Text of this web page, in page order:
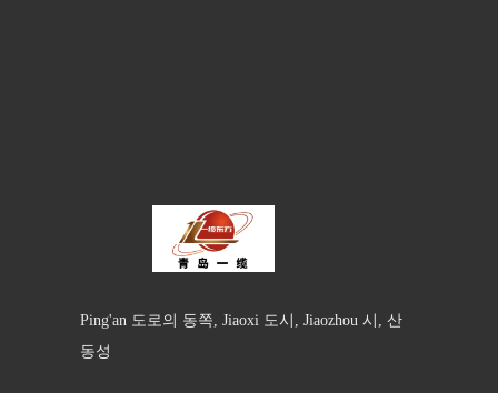
Ping'an 도로의 동쪽, Jiaoxi 도시, Jiaozhou 시, 산
동성